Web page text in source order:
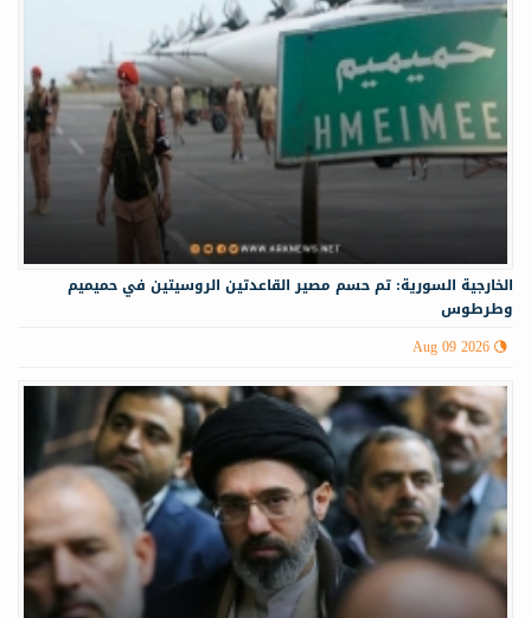
الخارجية السورية: تم حسم مصير القاعدتين الروسيتين في حميميم
وطرطوس
Aug 09 2026